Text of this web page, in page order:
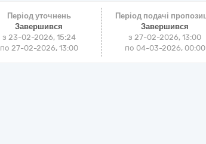
Період уточнень
Завершився
з 23-02-2026, 15:24
по 27-02-2026, 13:00
Період подачі
Завершився
з 27-02-2026, 13:00
по 04-03-2026, 00:00